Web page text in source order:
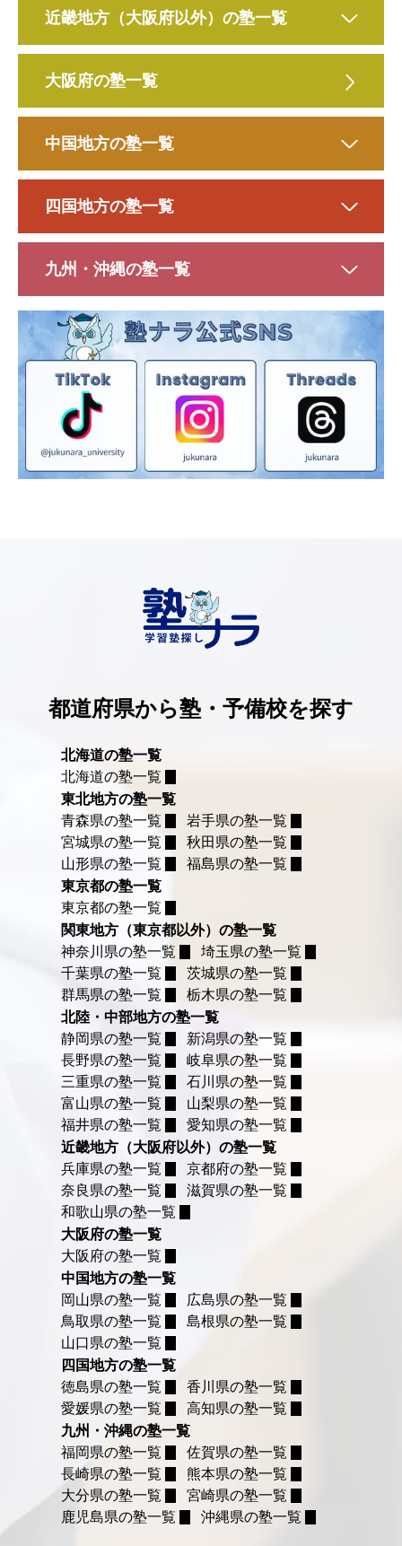
近畿地方（大阪府以外）の塾一覧
大阪府の塾一覧
中国地方の塾一覧
四国地方の塾一覧
九州・沖縄の塾一覧
都道府県から塾・予備校を探す
北海道の塾一覧
北海道の塾一覧
東北地方の塾一覧
青森県の塾一覧
岩手県の塾一覧
宮城県の塾一覧
秋田県の塾一覧
山形県の塾一覧
福島県の塾一覧
東京都の塾一覧
東京都の塾一覧
関東地方（東京都以外）の塾一覧
神奈川県の塾一覧
埼玉県の塾一覧
千葉県の塾一覧
茨城県の塾一覧
群馬県の塾一覧
栃木県の塾一覧
北陸・中部地方の塾一覧
静岡県の塾一覧
新潟県の塾一覧
長野県の塾一覧
岐阜県の塾一覧
三重県の塾一覧
石川県の塾一覧
富山県の塾一覧
山梨県の塾一覧
福井県の塾一覧
愛知県の塾一覧
近畿地方（大阪府以外）の塾一覧
兵庫県の塾一覧
京都府の塾一覧
奈良県の塾一覧
滋賀県の塾一覧
和歌山県の塾一覧
大阪府の塾一覧
大阪府の塾一覧
中国地方の塾一覧
岡山県の塾一覧
広島県の塾一覧
鳥取県の塾一覧
島根県の塾一覧
山口県の塾一覧
四国地方の塾一覧
徳島県の塾一覧
香川県の塾一覧
愛媛県の塾一覧
高知県の塾一覧
九州・沖縄の塾一覧
福岡県の塾一覧
佐賀県の塾一覧
長崎県の塾一覧
熊本県の塾一覧
大分県の塾一覧
宮崎県の塾一覧
鹿児島県の塾一覧
沖縄県の塾一覧